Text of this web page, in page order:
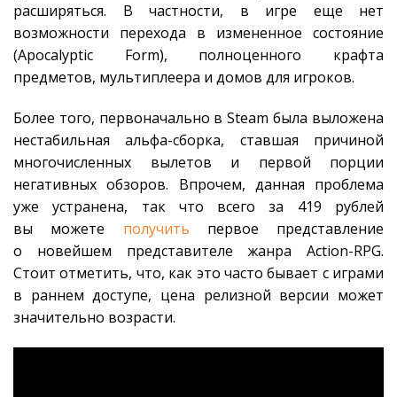
расширяться. В частности, в игре еще нет
возможности перехода в измененное состояние
(Apocalyptic Form), полноценного крафта
предметов, мультиплеера и домов для игроков.
Более того, первоначально в Steam была выложена
нестабильная альфа-сборка, ставшая причиной
многочисленных вылетов и первой порции
негативных обзоров. Впрочем, данная проблема
уже устранена, так что всего за 419 рублей
вы можете получить первое представление
о новейшем представителе жанра Action-RPG.
Стоит отметить, что, как это часто бывает с играми
в раннем доступе, цена релизной версии может
значительно возрасти.